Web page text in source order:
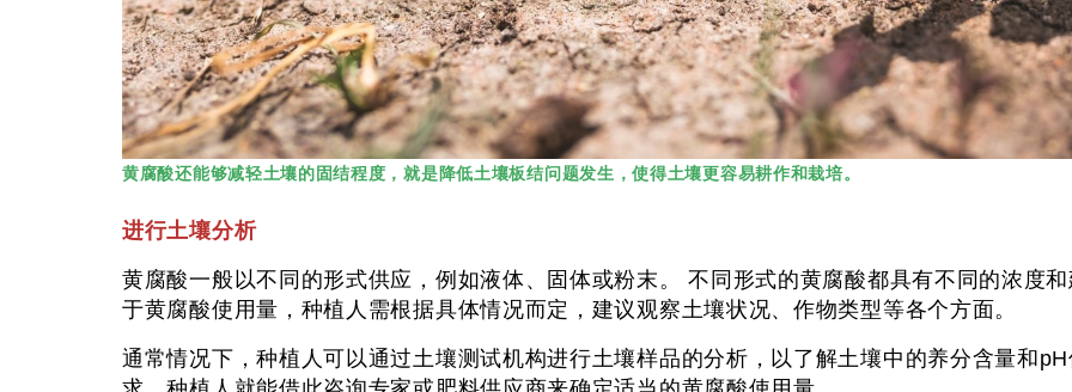
黄腐酸还能够减轻土壤的固结程度，就是降低土壤板结问题发生，使得土壤更容易耕作和栽培。
进行土壤分析
黄腐酸一般以不同的形式供应，例如液体、固体或粉末。 不同形式的黄腐酸都具有不同的浓度
于黄腐酸使用量，种植人需根据具体情况而定，建议观察土壤状况、作物类型等各个方面。
通常情况下，种植人可以通过土壤测试机构进行土壤样品的分析，以了解土壤中的养分含量和